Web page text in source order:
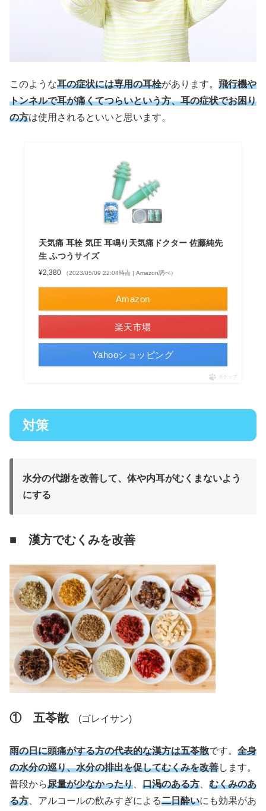
このような耳の症状には専用の耳栓があります。 飛行機や
トンネルで耳が痛くてつらいという方、耳の症状でお困り
の方は使用されるといいと思います。
天気痛 耳栓 気圧 耳鳴り天気痛ドクター 佐藤純先
生 ふつうサイズ
¥2,380 （2023/05/09 22:04時点 | Amazon調べ）
Amazon
楽天市場
Yahooショッピング
ポチップ
対策
水分の代謝を改善して、体や内耳がむくまないよう
にする
■ 漢方でむくみを改善
① 五苓散 (ゴレイサン)
雨の日に頭痛がする方の代表的な漢方は五苓散です。 全身
の水分の巡り、水分の排出を促してむくみを改善します。
普段から尿量が少なかったり 口渇のある方
むくみのあ
る方 、アルコールの飲みすぎによる二日酔いにも効果があ